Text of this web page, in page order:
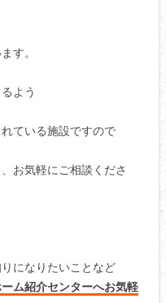
す。
よう
ている施設ですので
お気軽にご相談くださ
になりたいことなど
ム紹介センターへお気軽